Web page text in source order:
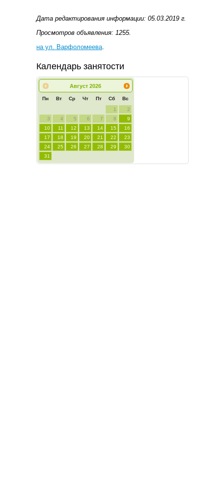
Дата редактирования информации: 05.03.2019 г.
Просмотров объявления: 1255.
на ул. Варфоломеева.
Календарь занятости
Август 2026
Пн Вт Ср Чт Пт Сб Вс
1
2
3
4 5 6 7 8
9
10
11 12 13 14 15
16
17
18 19 20 21 22
23
24
25 26 27 28 29
30
31